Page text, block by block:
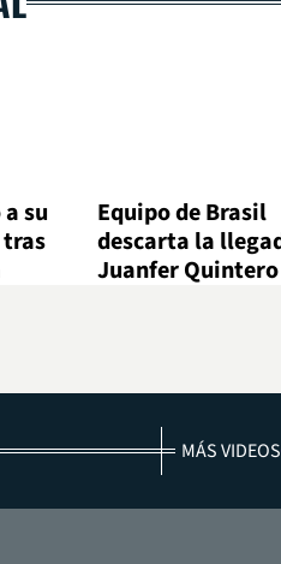
su
Equipo de Brasil
descarta la
Juanfer Quintero
MÁS VIDEOS